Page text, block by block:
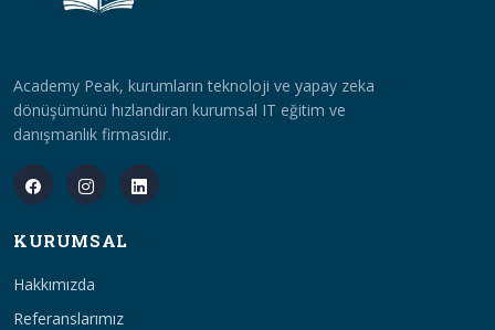
Academy Peak, kurumların teknoloji ve yapay zeka
dönüşümünü hızlandıran kurumsal IT eğitim ve
danışmanlık firmasıdır.
KURUMSAL
Hakkımızda
Referanslarımız